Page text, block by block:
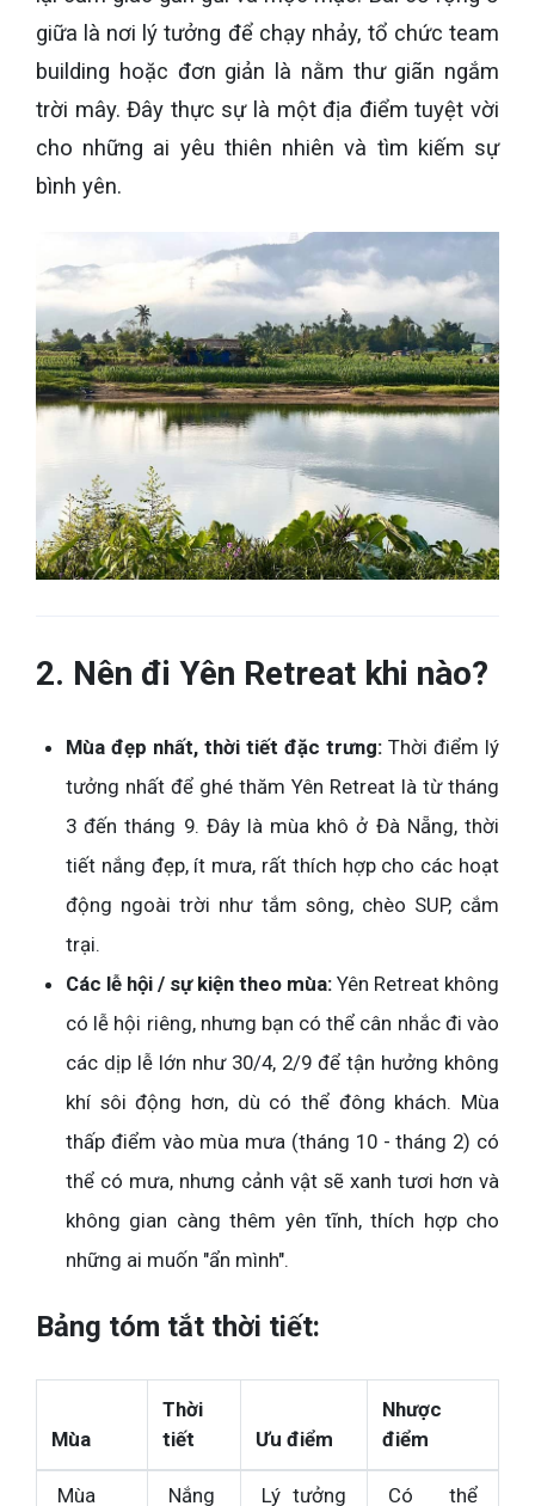
giữa là nơi lý tưởng để chạy nhảy, tổ chức team
building hoặc đơn giản là nằm thư giãn ngắm
trời mây. Đây thực sự là một địa điểm tuyệt vời
cho những ai yêu thiên nhiên và tìm kiếm sự
bình yên.
2. Nên đi Yên Retreat khi nào?
Mùa đẹp nhất, thời tiết đặc trưng: Thời điểm lý
tưởng nhất để ghé thăm Yên Retreat là từ tháng
3 đến tháng 9. Đây là mùa khô ở Đà Nẵng, thời
tiết nắng đẹp, ít mưa, rất thích hợp cho các hoạt
động ngoài trời như tắm sông, chèo SUP, cắm
trại.
Các lễ hội / sự kiện theo mùa: Yên Retreat không
có lễ hội riêng, nhưng bạn có thể cân nhắc đi vào
các dịp lễ lớn như 30/4, 2/9 để tận hưởng không
khí sôi động hơn, dù có thể đông khách. Mùa
thấp điểm vào mùa mưa (tháng 10 - tháng 2) có
thể có mưa, nhưng cảnh vật sẽ xanh tươi hơn và
không gian càng thêm yên tĩnh, thích hợp cho
những ai muốn "ẩn mình".
Bảng tóm tắt thời tiết:
Mùa
Thời
tiết
Ưu điểm
Nhược
điểm
Mùa Nắng Lý tưởng Có thể